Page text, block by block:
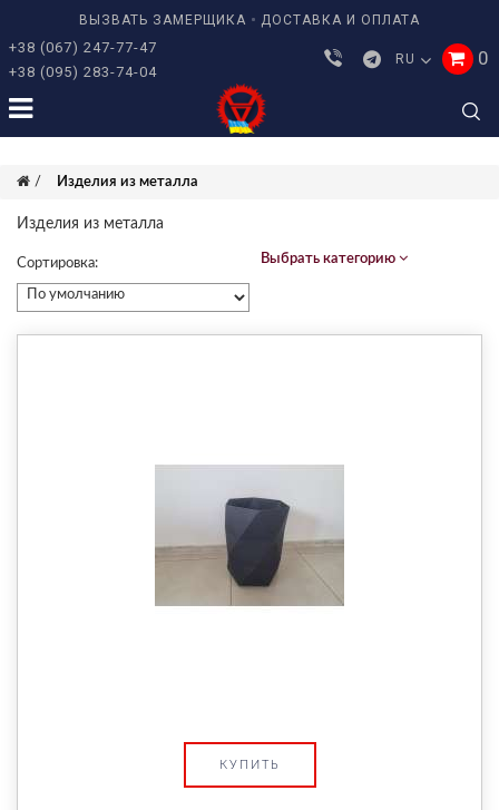
ВЫЗВАТЬ ЗАМЕРЩИКА ДОСТАВКА И ОПЛАТА
+38 (067) 247-77-47
+38 (095) 283-74-04
RU 0
Изделия из металла
Изделия из металла
Сортировка: Выбрать категорию
КУПИТЬ